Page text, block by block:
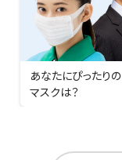
あなたにぴったりの
マスクは？